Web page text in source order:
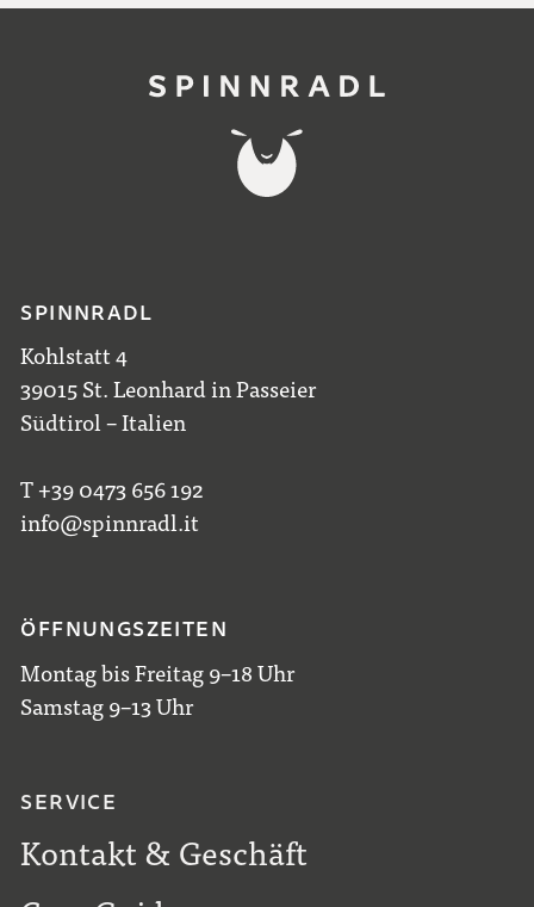
SPINNRADL
Kohlstatt 4
39015 St. Leonhard in Passeier
Südtirol – Italien
T +39 0473 656 192
info@spinnradl.it
ÖFFNUNGSZEITEN
Montag bis Freitag 9–18 Uhr
Samstag 9–13 Uhr
SERVICE
Kontakt & Geschäft